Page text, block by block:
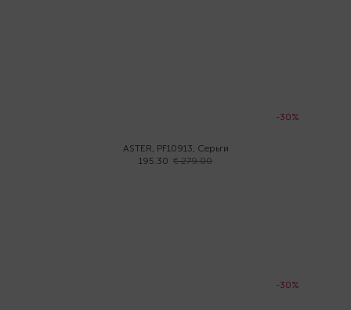
-30%
ASTER, PF10913, Серьги
195.30 € 279.00
-30%